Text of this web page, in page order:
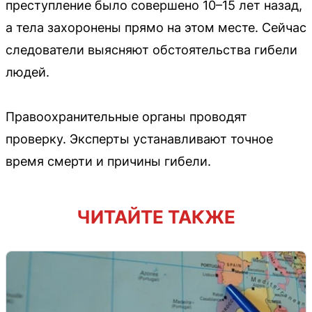
преступление было совершено 10–15 лет назад,
а тела захоронены прямо на этом месте. Сейчас
следователи выясняют обстоятельства гибели
людей.
Правоохранительные органы проводят
проверку. Эксперты устанавливают точное
время смерти и причины гибели.
ЧИТАЙТЕ ТАКЖЕ